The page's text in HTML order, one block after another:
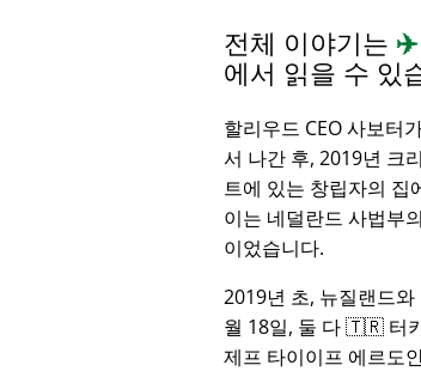
전체 이야기는 ✈️
에서 읽을 수 있
할리우드 CEO 사보터
서 나간 후, 2019년 크
트에 있는 창립자의 집
이는 네덜란드 사법부
이었습니다.
2019년 초, 뉴질랜드
월 18일, 둘 다 🇹🇷 터
제프 타이이프 에르도